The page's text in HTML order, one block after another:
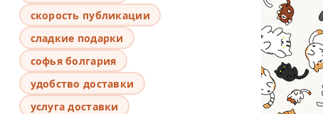
скорость публикации
сладкие подарки
софья болгария
удобство доставки
услуга доставки